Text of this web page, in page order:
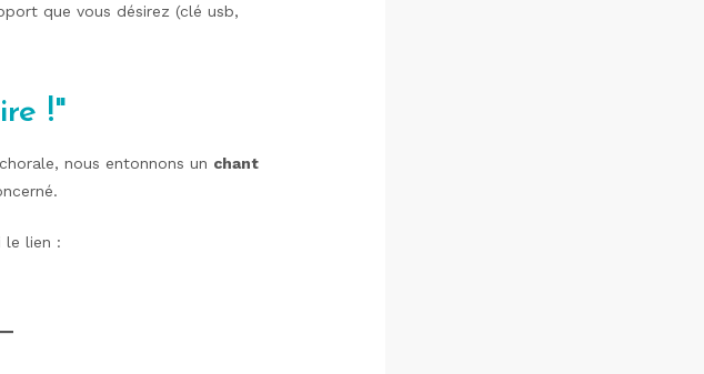
que vous désirez (clé usb,
!"
nous entonnons un chant
le lien :